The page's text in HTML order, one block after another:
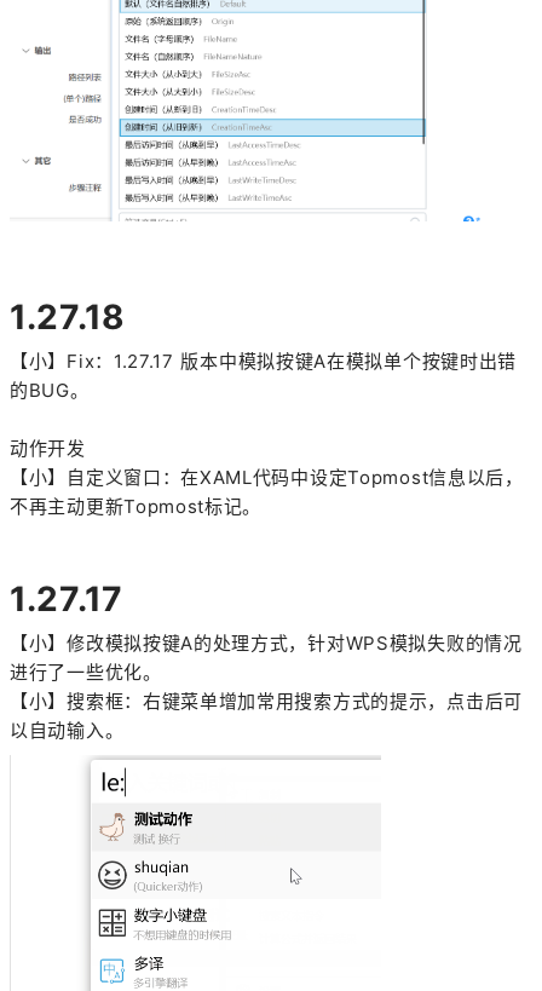
1.27.18
【小】Fix：1.27.17 版本中模拟按键A在模拟单个按键时出错
的BUG。
动作开发
【小】自定义窗口：在XAML代码中设定Topmost信息以后，
不再主动更新Topmost标记。
1.27.17
【小】修改模拟按键A的处理方式，针对WPS模拟失败的情况
进行了一些优化。
【小】搜索框：右键菜单增加常用搜索方式的提示，点击后可
以自动输入。